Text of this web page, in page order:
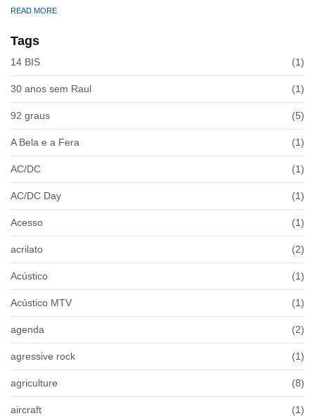
READ MORE
Tags
14 BIS (1)
30 anos sem Raul (1)
92 graus (5)
A Bela e a Fera (1)
AC/DC (1)
AC/DC Day (1)
Acesso (1)
acrilato (2)
Acústico (1)
Acústico MTV (1)
agenda (2)
agressive rock (1)
agriculture (8)
aircraft (1)